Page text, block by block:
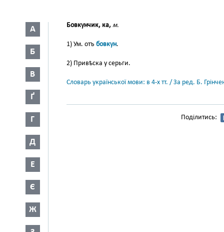
А
Б
В
Ґ
Г
Д
Е
Є
Ж
Бовкунчик, ка, м.
1) Ум. отъ бовкун.
2) Привѣска у серьги.
Словарь української мови: в 4-х тт. / За ред. Б.
Поділитись: